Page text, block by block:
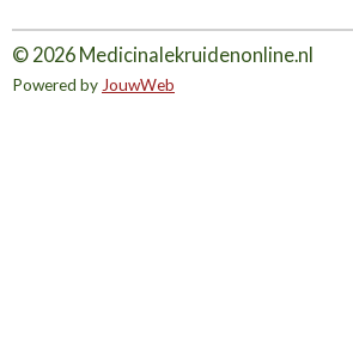
© 2026 Medicinalekruidenonline.nl
Powered byJouwWeb